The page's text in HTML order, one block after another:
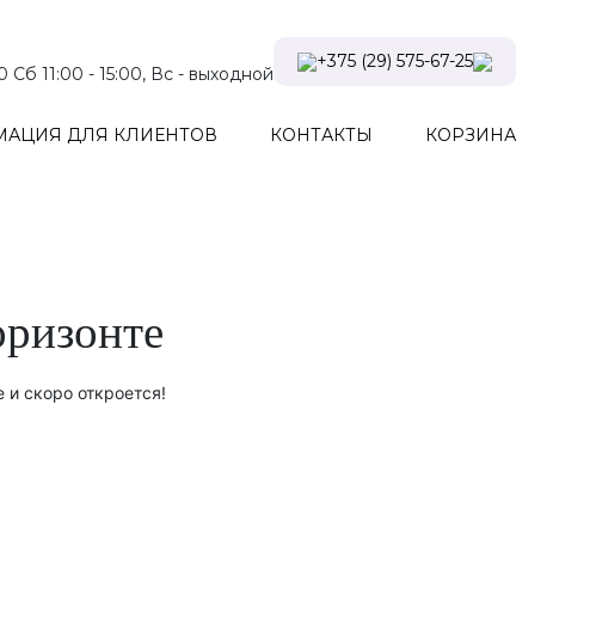
Сб 11:00 - 15:00, Вс - выходной
+375 (29) 575-67-25
Viber
ДЛЯ КЛИЕНТОВ КОНТАКТЫ КОРЗИНА
и скоро откроется!